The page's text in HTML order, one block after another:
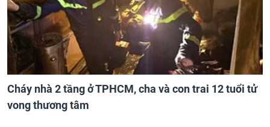
Cháy nhà 2 tầng ở TPHCM, cha và con trai 12 tuổi tử
vong thương tâm